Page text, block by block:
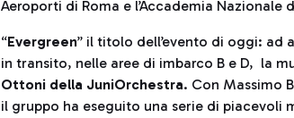
Aeroporti di Roma e l’Accademia Nazionale
“Evergreen” il titolo dell’evento di oggi: ad
in transito, nelle aree di imbarco B e D, la
Ottoni della JuniOrchestra. Con Massimo
il gruppo ha eseguito una serie di piacevoli